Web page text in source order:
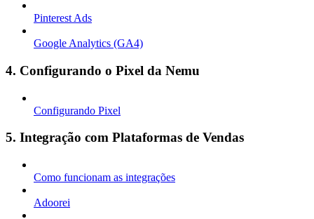
Pinterest Ads
Google Analytics (GA4)
4. Configurando o Pixel da Nemu
Configurando Pixel
5. Integração com Plataformas de Vendas
Como funcionam as integrações
Adoorei